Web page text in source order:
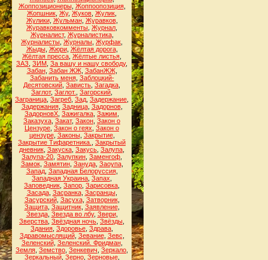
Жоппозиционеры, Жоппоопозиция,
Жопшник Жу, Жуков Жулик
Жулики, Жульман, Журавков,
Журавковкомменты Журнал
Журналист, Журналистика,
Журналисты Журналы Журфак
Жыды, Жюри, Жёлтая дорога,
Жёлтая пресса Жёлтые листья
ЗАЗ ЗИМ За вашу и нашу свободу,
Забан, Забан ЖЖ, ЗабанЖЖ,
Забанить меня, Заблоцкий-
Десятовский Зависть Загадка
Заглот, Заглот. Загорский
Заграница Загреб Зад Задержание
Задержания, Задница, Задорнов,
ЗадорновХ Зажигалка Зажим
Заказуха Закат, Закон Закон о
Цензуре Закон о геях Закон о
цензуре, Законы, Закрытие,
Закрытие Тифаретника.
Закрытый
дневник Закуска Закусь Залупа
Залупа-20 Залупкин Заменгоф
Замок, Замятин, Зануда, Заоупа,
Запад, Западная Белоруссия,
Западная Украина Запах
Заповедник Запор Зарисовка
Засада, Засранка, Засранцы,
Засурский, Засуха, Затворник,
Защита, Защитник, Заявление,
Звезда, Звезда во лбу, Звери,
Зверства Звёздная ночь Звёзды
Здания Здоровье Здрава
Здравомыслящий, Зевание, Зевс
Зеленский, Зеленский. Фридман,
Земля Земство Зенкевич Зеркало
Зеркальный, Зерно, Зерновые,